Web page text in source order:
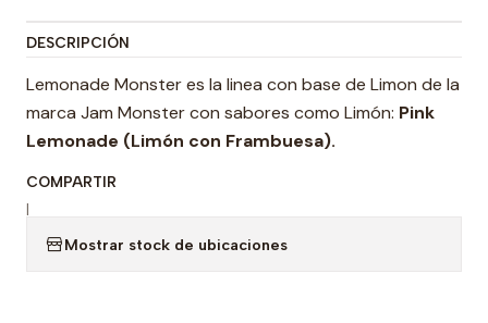
DESCRIPCIÓN
Lemonade Monster es la linea con base de Limon de la
marca Jam Monster con sabores como Limón: Pink
Lemonade (Limón con Frambuesa).
COMPARTIR
|
Mostrar stock de ubicaciones